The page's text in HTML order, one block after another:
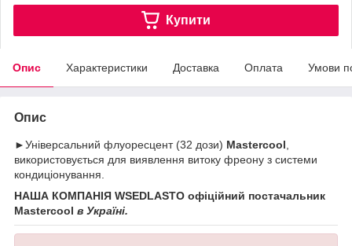
Купити
Опис Характеристики Доставка Оплата Умови
Опис
►Універсальний флуоресцент (32 дози) Mastercool
використовується для виявлення витоку фреону з системи
кондиціонування.
НАША КОМПАНІЯ WSEDLASTO офіційний постачальник
Mastercool в Україні.